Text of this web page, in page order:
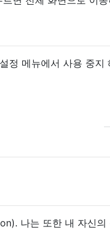
정 메뉴에서 사용 중지
나는 또한 내 자신의